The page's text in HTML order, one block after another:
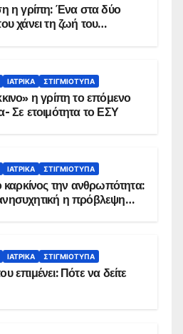
η γρίπη: Ένα στα δύο
χάνει τη ζωή του
ΙΑΤΡΙΚΆ ΣΤΙΓΜΙΌΤΥΠΑ
η γρίπη το επόμενο
Σε ετοιμότητα το ΕΣΥ
ΙΑΤΡΙΚΆ ΣΤΙΓΜΙΌΤΥΠΑ
καρκίνος την ανθρωπότητα:
η πρόβλεψη…
ΙΑΤΡΙΚΆ ΣΤΙΓΜΙΌΤΥΠΑ
επιμένει: Πότε να δείτε